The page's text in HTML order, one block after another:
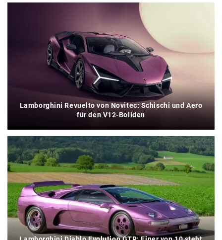
Lamborghini Revuelto von Novitec: Schischi und Aero
für den V12-Boliden